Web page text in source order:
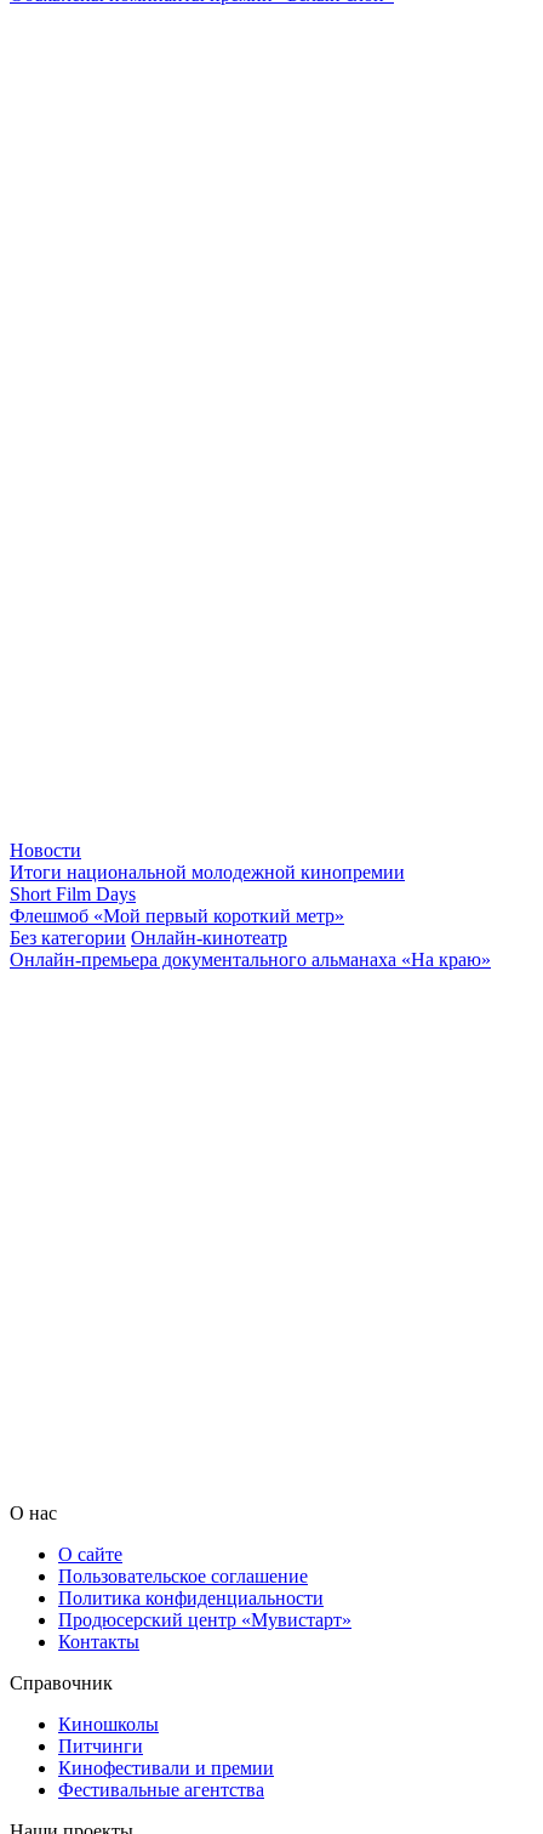
Новости
Итоги национальной молодежной кинопремии
Short Film Days
Флешмоб «Мой первый короткий метр»
Без категории Онлайн-кинотеатр
Онлайн-премьера документального альманаха «На краю»
О нас
О сайте
Пользовательское соглашение
Политика конфиденциальности
Продюсерский центр «Мувистарт»
Контакты
Справочник
Киношколы
Питчинги
Кинофестивали и премии
Фестивальные агентства